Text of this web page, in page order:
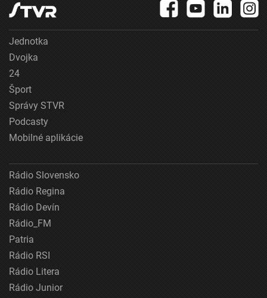
Jednotka
Dvojka
24
Šport
Správy STVR
Podcasty
Mobilné aplikácie
Rádio Slovensko
Rádio Regina
Rádio Devín
Rádio_FM
Patria
Rádio RSI
Rádio Litera
Rádio Junior